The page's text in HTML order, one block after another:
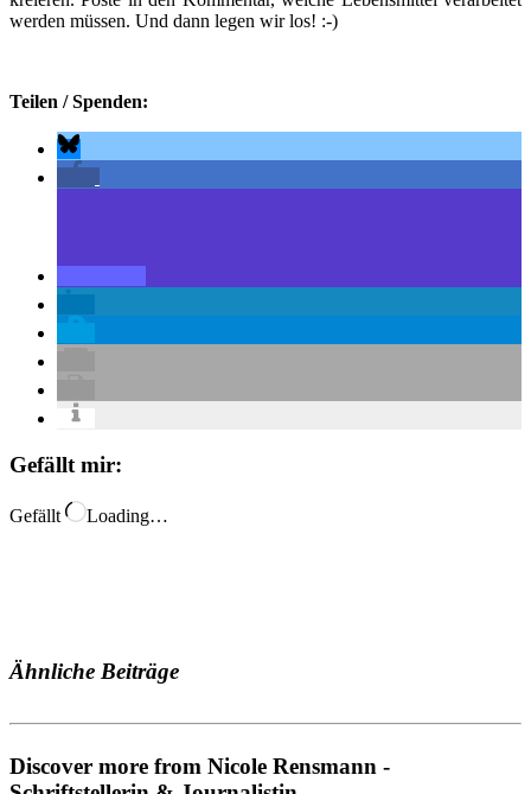
werden müssen. Und dann legen wir los! :-)
Teilen / Spenden:
Gefällt mir:
Gefällt Loading…
Ähnliche Beiträge
Discover more from Nicole Rensmann -